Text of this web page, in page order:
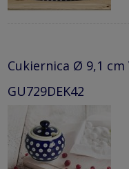
Cukiernica Ø 9,1 cm
GU729DEK42